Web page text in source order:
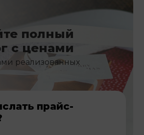
полный
с ценами
реализованных
прайс-